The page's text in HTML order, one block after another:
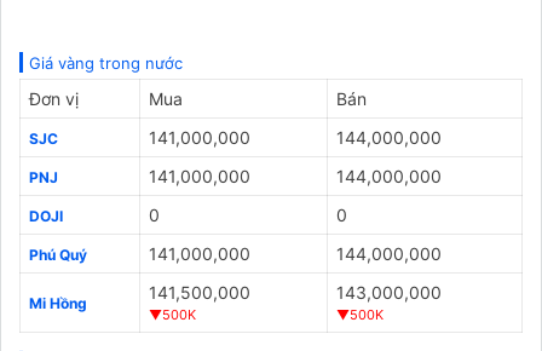
Giá vàng trong nước
Đơn vị Mua Bán
SJC 141,000,000 144,000,000
PNJ 141,000,000 144,000,000
DOJI 0 0
Phú Quý 141,000,000 144,000,000
Mi Hồng
141,500,000
▼500K
143,000,000
▼500K